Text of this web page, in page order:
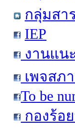
กลุ่มสา
IEP
งานแน
เพจสภ
To be
กองร้อ